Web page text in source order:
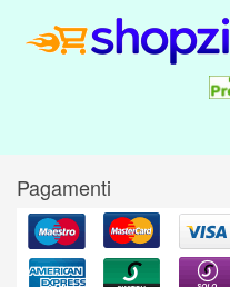
Pagamenti